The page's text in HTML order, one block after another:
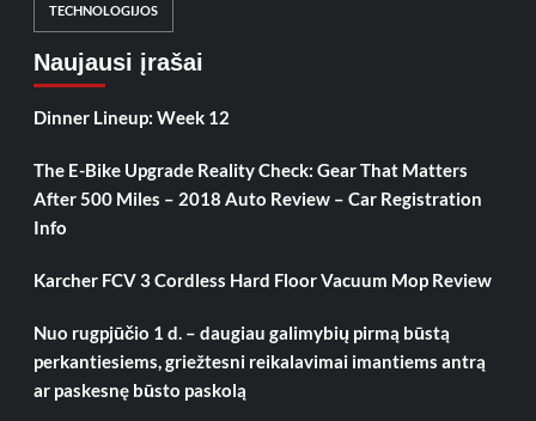
TECHNOLOGIJOS
Naujausi įrašai
Dinner Lineup: Week 12
The E-Bike Upgrade Reality Check: Gear That Matters
After 500 Miles – 2018 Auto Review – Car Registration
Info
Karcher FCV 3 Cordless Hard Floor Vacuum Mop Review
Nuo rugpjūčio 1 d. – daugiau galimybių pirmą būstą
perkantiesiems, griežtesni reikalavimai imantiems antrą
ar paskesnę būsto paskolą